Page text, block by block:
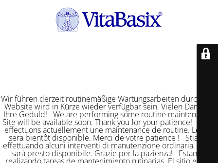
Wir führen derzeit routinemäßige Wartungsarbeiten durch. Die
Website wird in Kürze wieder verfügbar sein. Vielen Dank für
Ihre Geduld! We are performing some routine maintenance.
Site will be available soon. Thank you for your patience! Nous
effectuons actuellement une maintenance de routine. Le site
sera bientôt disponible. Merci de votre patience ! Stiamo
effettuando alcuni interventi di manutenzione ordinaria. Il sito
sarà presto disponibile. Grazie per la pazienza! Estamos